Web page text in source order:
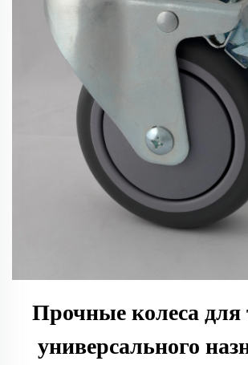
Прочные колеса для
универсального